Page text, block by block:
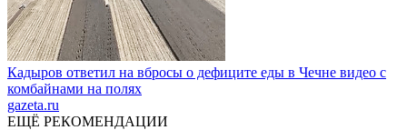
Кадыров ответил на вбросы о дефиците еды в Чечне видео с
комбайнами на полях
gazeta.ru
ЕЩЁ РЕКОМЕНДАЦИИ